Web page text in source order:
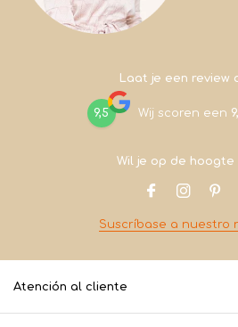
Laat je een review
9,5 Wij scoren een
Wil je op de hoogte
Suscríbase a nuestro
Atención al cliente